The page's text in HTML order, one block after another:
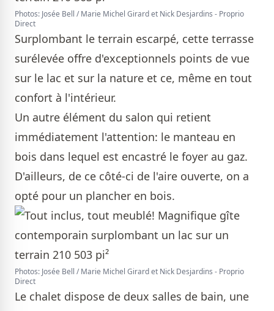
Photos: Josée Bell / Marie Michel Girard et Nick Desjardins - Proprio
Direct
Surplombant le terrain escarpé, cette terrasse
surélevée offre d'exceptionnels points de vue
sur le lac et sur la nature et ce, même en tout
confort à l'intérieur.
Un autre élément du salon qui retient
immédiatement l'attention: le manteau en
bois dans lequel est encastré le foyer au gaz.
D'ailleurs, de ce côté-ci de l'aire ouverte, on a
opté pour un plancher en bois.
Photos: Josée Bell / Marie Michel Girard et Nick Desjardins - Proprio
Direct
Le chalet dispose de deux salles de bain, une